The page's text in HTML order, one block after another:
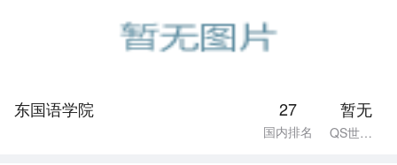
东国语学院 暂无
QS世界排名
27
国内排名